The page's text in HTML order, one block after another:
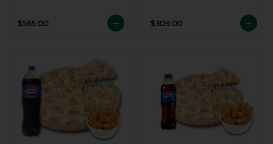
$565.00 $309.00